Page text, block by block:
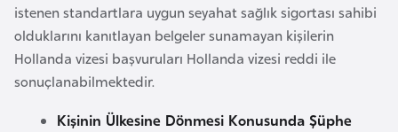
istenen standartlara uygun seyahat sağlık sigortası sahibi
olduklarını kanıtlayan belgeler sunamayan kişilerin
Hollanda vizesi başvuruları Hollanda vizesi reddi ile
sonuçlanabilmektedir.
Kişinin Ülkesine Dönmesi Konusunda Şüphe
u
r
k
i